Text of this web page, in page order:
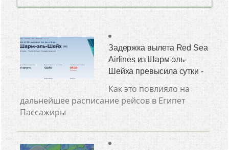
Задержка вылета Red Sea
Airlines из Шарм-эль-
Шейха превысила сутки -
Как это повлияло на
дальнейшее расписание рейсов в Египет
Пассажиры